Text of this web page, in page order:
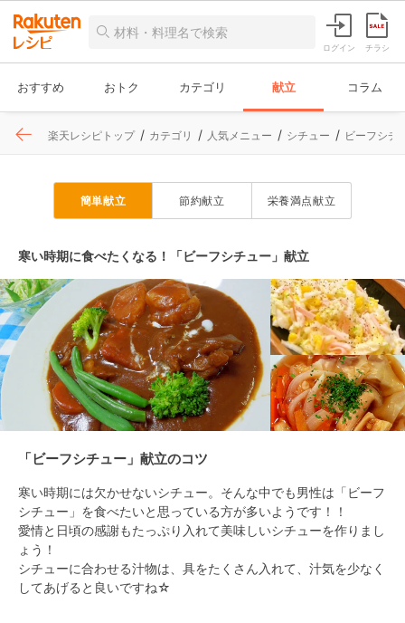
ログイン チラシ
おすすめ おトク カテゴリ 献立 コラム
楽天レシピトップ カテゴリ 人気メニュー シチュー ビーフシチ
簡単献立 節約献立 栄養満点献立
寒い時期に食べたくなる！「ビーフシチュー」献立
「ビーフシチュー」献立のコツ
寒い時期には欠かせないシチュー。そんな中でも男性は「ビーフ
シチュー」を食べたいと思っている方が多いようです！！
愛情と日頃の感謝もたっぷり入れて美味しいシチューを作りまし
ょう！
シチューに合わせる汁物は、具をたくさん入れて、汁気を少なく